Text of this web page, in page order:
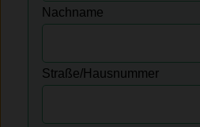
Nachname
Straße/Hausnummer